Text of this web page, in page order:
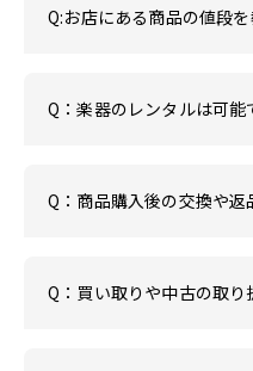
Q:お店にある商品の値段
Q：楽器のレンタルは可能
Q：商品購入後の交換や返
Q：買い取りや中古の取り